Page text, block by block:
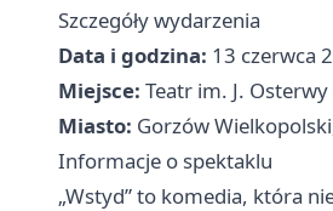
Szczegóły wydarzenia
Data i godzina: 13 czerwca
Miejsce: Teatr im. J.
Miasto: Gorzów
Informacje o spektaklu
„Wstyd” to komedia, która